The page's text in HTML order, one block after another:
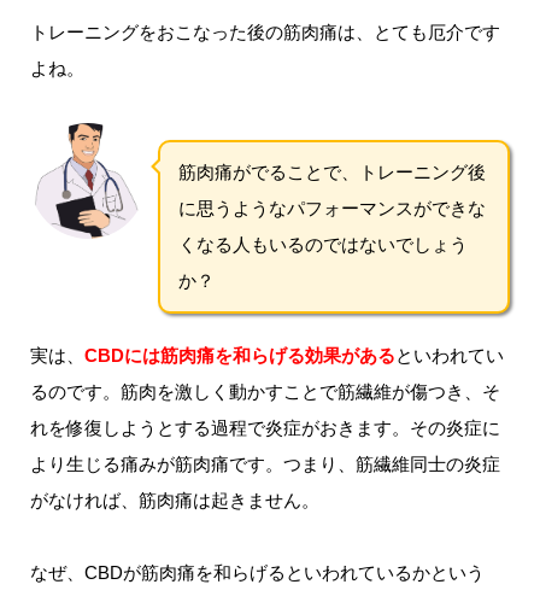
トレーニングをおこなった後の筋肉痛は、とても厄介です
よね。
筋肉痛がでることで、トレーニング後
に思うようなパフォーマンスができな
くなる人もいるのではないでしょう
か？
実は、 CBDには筋肉痛を和らげる効果があるといわれてい
るのです。筋肉を激しく動かすことで筋繊維が傷つき、そ
れを修復しようとする過程で炎症がおきます。その炎症に
より生じる痛みが筋肉痛です。つまり、筋繊維同士の炎症
がなければ、筋肉痛は起きません。
なぜ、CBDが筋肉痛を和らげるといわれているかという